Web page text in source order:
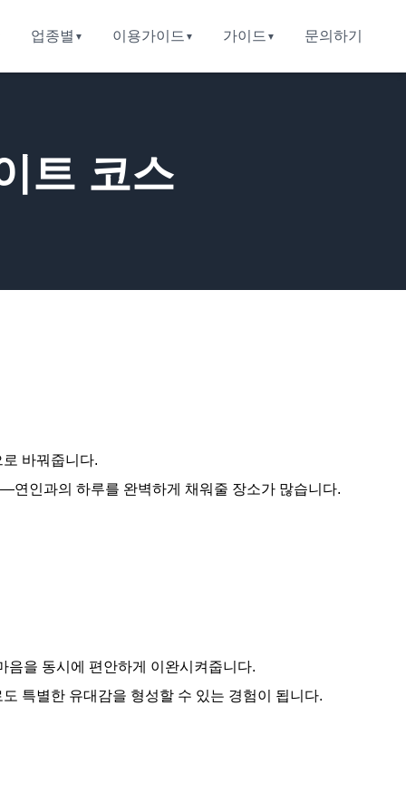
업종별 이용가이드 가이드 문의하기
트 코스
바꿔줍니다.
연인과의 하루를 완벽하게 채워줄 장소가 많습니다.
음을 동시에 편안하게 이완시켜줍니다.
특별한 유대감을 형성할 수 있는 경험이 됩니다.